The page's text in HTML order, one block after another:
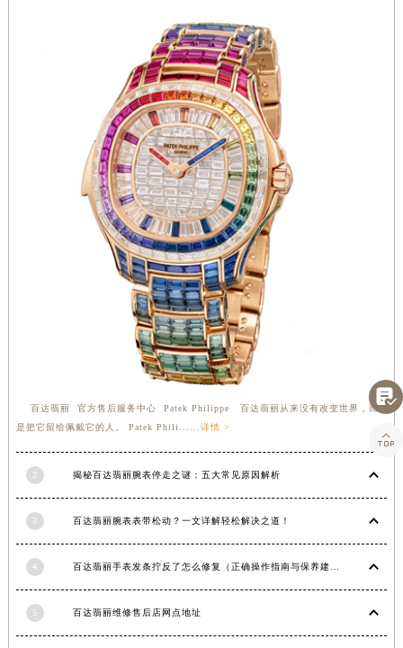
百达翡丽 官方售后服务中心 Patek Philippe 百达翡丽从来没有改变世界，而
是把它留给佩戴它的人。 Patek Phili......详情 >
2 揭秘百达翡丽腕表停走之谜：五大常见原因解析
3 百达翡丽腕表表带松动？一文详解轻松解决之道！
4 百达翡丽手表发条拧反了怎么修复（正确操作指南与保养建议）
5 百达翡丽维修售后店网点地址

